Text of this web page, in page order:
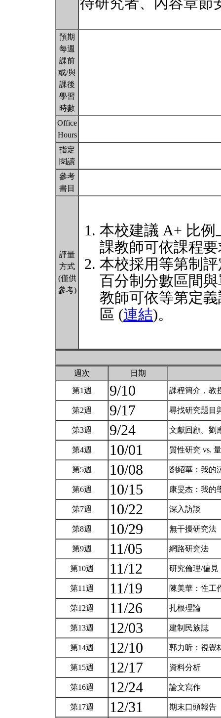
預期
每週
課前
或/與
課後
學習
時數
Office
Hours
指定
閱讀
參考
書目
評量
方式
(僅供
參考)
本校建議 A+ 比例
課教師可依課程
本校採用等第制
百分制分數區間
教師可依等第定
區 (連結)。
週次 日期
第1週 9/10 課程簡介，教
第2週 9/17 尋找研究題目
第3週 9/24 文獻回顧。劉
第4週 10/01 質性研究 vs.
第5週 10/08 劉紹華：我的
第6週 10/15 康旻杰：我的
第7週 10/22 深入訪談
第8週 10/29 無干擾研究法
第9週 11/05 網路研究法
第10週 11/12 研究倫理/偏見
第11週 11/19 陳美華：性工
第12週 11/26 扎根理論
第13週 12/03 建制民族誌
第14週 12/10 郭力昕：視覺
第15週 12/17 資料分析
第16週 12/24 論文寫作
第17週 12/31 期末口頭報告